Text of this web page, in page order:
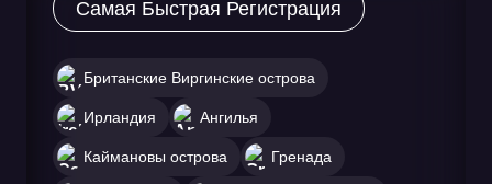
Самая Быстрая Регистрация
Британские Виргинские острова
Ирландия Ангилья
Каймановы острова Гренада